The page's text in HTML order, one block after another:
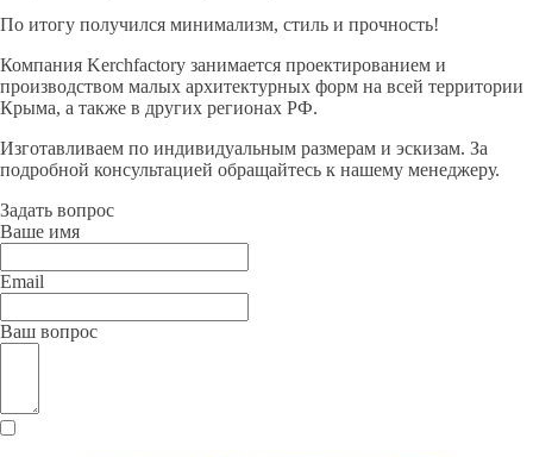
По итогу получился минимализм, стиль и прочность!
Компания Kerchfactory занимается проектированием и
производством малых архитектурных форм на всей территории
Крыма, а также в других регионах РФ.
Изготавливаем по индивидуальным размерам и эскизам. За
подробной консультацией обращайтесь к нашему менеджеру.
Задать вопрос
Ваше имя
Email
Ваш вопрос